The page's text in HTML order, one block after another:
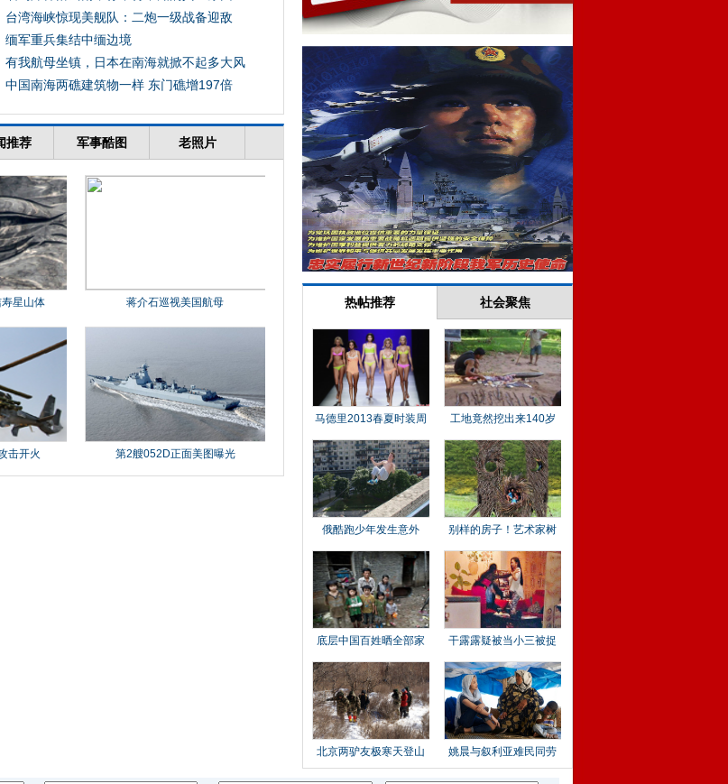
台湾海峡惊现美舰队：二炮一级战备迎敌
缅军重兵集结中缅边境
有我航母坐镇，日本在南海就掀不起多大风
中国南海两礁建筑物一样 东门礁增197倍
推荐 军事酷图 老照片
寿星山体 蒋介石巡视美国航母
击开火 第2艘052D正面美图曝光
热帖推荐 社会聚焦
马德里2013春夏时装周 工地竟然挖出来140岁
俄酷跑少年发生意外
别样的房子！艺术家树
干
底层中国百姓晒全部家 干露露疑被当小三被捉
北京两驴友极寒天登山 姚晨与叙利亚难民同劳